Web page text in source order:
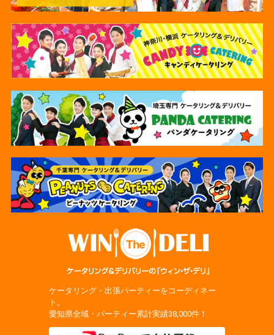
ケータリング・出張パーティーをコーディネー
ト。
愛知県全域・パーティー累計実績38,000件！